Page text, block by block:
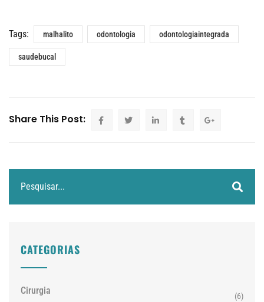
Tags: malhalito odontologia odontologiaintegrada
saudebucal
Share This Post:
CATEGORIAS
Cirurgia (6)